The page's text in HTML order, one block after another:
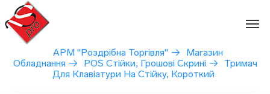
Перейти
вмісту
АРМ "Роздрібна Торгівля" →
Магазин
Обладнання → POS Стійки, Грошові Скрині →
Тримач
Для Клавіатури На Стійку, Короткий